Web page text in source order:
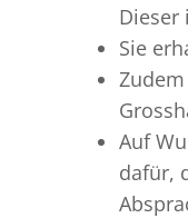
Dieser
Sie
Auf
dafür,